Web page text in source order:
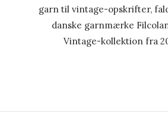
garn til vintage-opskrifter,
danske garnmærke
Vintage-kollektion fra